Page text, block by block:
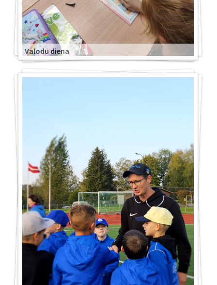
Valodu diena